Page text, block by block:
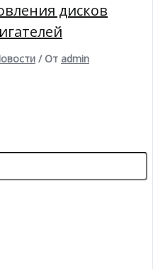
дисков
/ От admin